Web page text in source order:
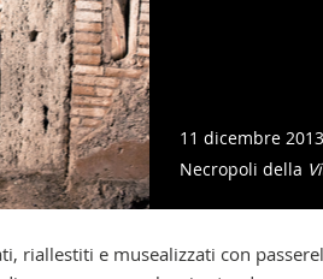
11 dicembre 2013
Necropoli della
riallestiti e musealizzati con